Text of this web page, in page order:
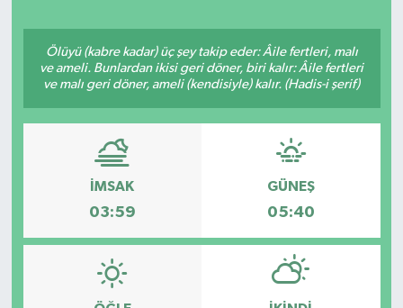
Ölüyü (kabre kadar) üç şey takip eder: Âile fertleri, malı
ve ameli. Bunlardan ikisi geri döner, biri kalır: Âile fertleri
ve malı geri döner, ameli (kendisiyle) kalır. (Hadis-i şerif)
İMSAK
03:59
GÜNEŞ
05:40
Spor
Teknoloji
Yaşam
Yeme & İçme